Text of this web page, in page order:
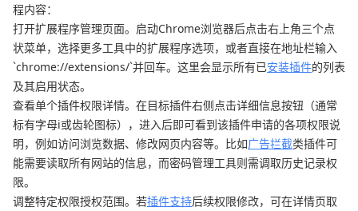
程内容：
打开扩展程序管理页面。启动Chrome浏览器后点击右上角三个点
状菜单，选择更多工具中的扩展程序选项，或者直接在地址栏输入
`chrome://extensions/`并回车。这里会显示所有已安装插件的列表
及其启用状态。
查看单个插件权限详情。在目标插件右侧点击详细信息按钮（通常
标有字母i或齿轮图标），进入后即可看到该插件申请的各项权限说
明，例如访问浏览数据、修改网页内容等。比如广告拦截类插件可
能需要读取所有网站的信息，而密码管理工具则需调取历史记录权
限。
调整特定权限授权范围。若插件支持后续权限修改，可在详情页取